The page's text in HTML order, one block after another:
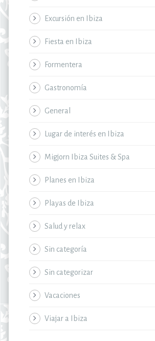
Excursión en Ibiza
Fiesta en Ibiza
Formentera
Gastronomía
General
Lugar de interés en Ibiza
Migjorn Ibiza Suites & Spa
Planes en Ibiza
Playas de Ibiza
Salud y relax
Sin categoría
Sin categorizar
Vacaciones
Viajar a Ibiza